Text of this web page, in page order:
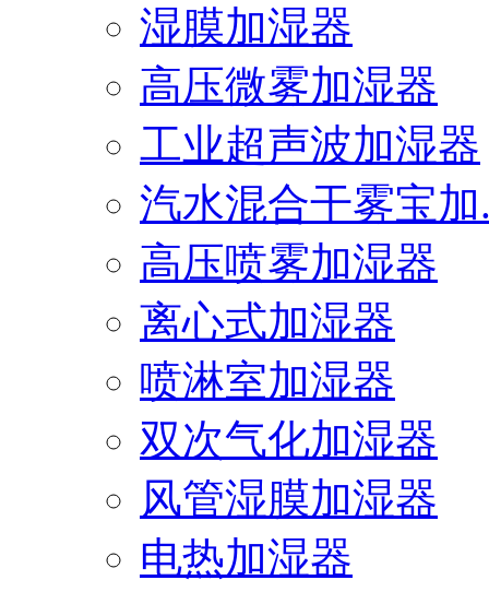
湿膜加湿器
高压微雾加湿器
工业超声波加湿器
汽水混合干雾宝加
高压喷雾加湿器
离心式加湿器
喷淋室加湿器
双次气化加湿器
风管湿膜加湿器
电热加湿器